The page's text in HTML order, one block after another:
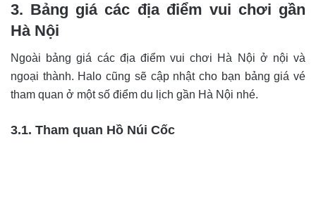
3. Bảng giá các địa điểm vui chơi gần
Hà Nội
Ngoài bảng giá các địa điểm vui chơi Hà Nội ở nội và
ngoại thành. Halo cũng sẽ cập nhật cho bạn bảng giá vé
tham quan ở một số điểm du lịch gần Hà Nội nhé.
3.1. Tham quan Hồ Núi Cốc